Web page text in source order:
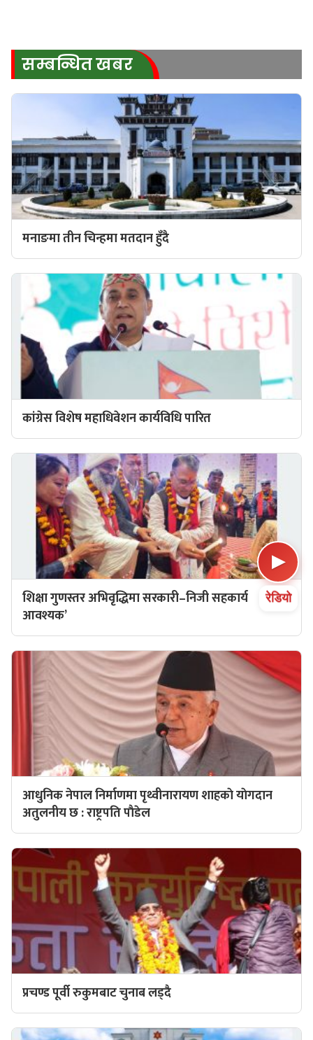
▶
रेडियो
सम्बन्धित खबर
मनाङमा तीन चिन्हमा मतदान हुँदै
कांग्रेस विशेष महाधिवेशन कार्यविधि पारित
शिक्षा गुणस्तर अभिवृद्धिमा सरकारी–निजी सहकार्य
आवश्यक’
आधुनिक नेपाल निर्माणमा पृथ्वीनारायण शाहकाे याेगदान
अतुलनीय छ : राष्ट्रपति पाैडेल
प्रचण्ड पूर्वी रुकुमबाट चुनाब लड्दै